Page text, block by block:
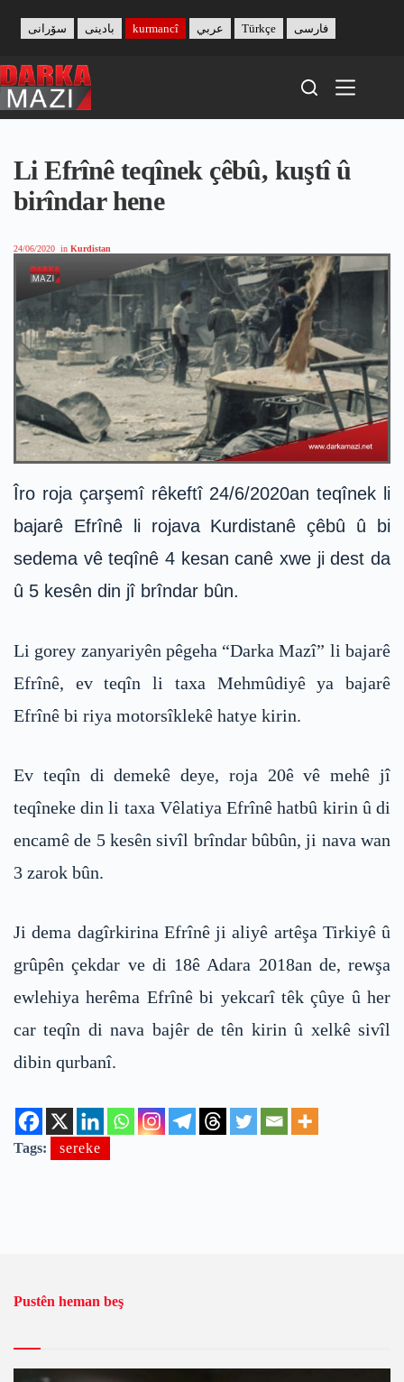
content
بادینی سۆرانی kurmancî عربي Türkçe فارسی
Li Efrînê teqînek çêbû, kuştî û
birîndar hene
24/06/2020 in Kurdistan
Îro roja çarşemî rêkeftî 24/6/2020an teqînek li
bajarê Efrînê li rojava Kurdistanê çêbû û bi
sedema vê teqînê 4 kesan canê xwe ji dest da
û 5 kesên din jî brîndar bûn.
Li gorey zanyariyên pêgeha “Darka Mazî” li bajarê
Efrînê, ev teqîn li taxa Mehmûdiyê ya bajarê
Efrînê bi riya motorsîklekê hatye kirin.
Ev teqîn di demekê deye, roja 20ê vê mehê jî
teqîneke din li taxa Vêlatiya Efrînê hatbû kirin û di
encamê de 5 kesên sivîl brîndar bûbûn, ji nava wan
3 zarok bûn.
Ji dema dagîrkirina Efrînê ji aliyê artêşa Tirkiyê û
grûpên çekdar ve di 18ê Adara 2018an de, rewşa
ewlehiya herêma Efrînê bi yekcarî têk çûye û her
car teqîn di nava bajêr de tên kirin û xelkê sivîl
dibin qurbanî.
Tags: sereke
Pustên heman beş